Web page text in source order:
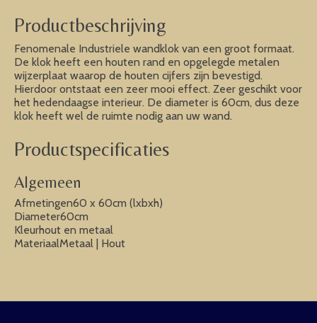
Productbeschrijving
Fenomenale Industriele wandklok van een groot formaat.
De klok heeft een houten rand en opgelegde metalen
wijzerplaat waarop de houten cijfers zijn bevestigd.
Hierdoor ontstaat een zeer mooi effect. Zeer geschikt voor
het hedendaagse interieur. De diameter is 60cm, dus deze
klok heeft wel de ruimte nodig aan uw wand.
Productspecificaties
Algemeen
Afmetingen60 x 60cm (lxbxh)
Diameter60cm
Kleurhout en metaal
MateriaalMetaal | Hout